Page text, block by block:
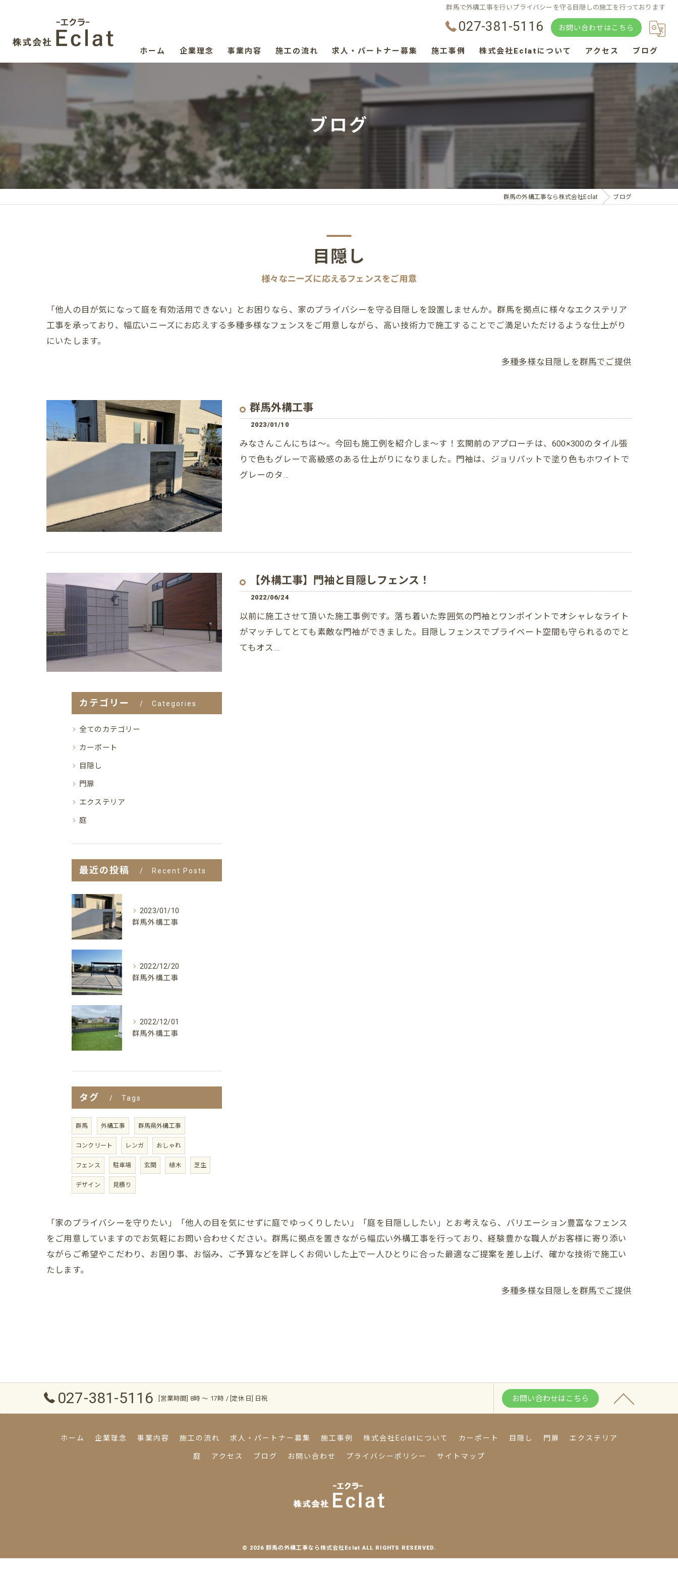
群馬で外構工事を行いプライバシーを守る目隠しの施工を行っております
027-381-5116 お問い合わせはこちら
ホーム 企業理念 事業内容 施工の流れ 求人・パートナー募集 施工事例 株式会社Eclatについて
庭
アクセス ブログ
ブログ
群馬の外構工事なら株式会社Eclat ブログ
目隠し
様々なニーズに応えるフェンスをご用意
「他人の目が気になって庭を有効活用できない」とお困りなら、家のプライバシーを守る目隠しを設置しませんか。群馬を拠点に様々なエクステリア
工事を承っており、幅広いニーズにお応えする多種多様なフェンスをご用意しながら、高い技術力で施工することでご満足いただけるような仕上がり
にいたします。
多種多様な目隠しを群馬でご提供
群馬外構工事
2023/01/10
みなさんこんにちは～。今回も施工例を紹介しま～す！玄関前のアプローチは、600×300のタイル張
りで色もグレーで高級感のある仕上がりになりました。門袖は、ジョリパットで塗り色もホワイトで
グレーのタ…
【外構工事】門袖と目隠しフェンス！
2022/06/24
以前に施工させて頂いた施工事例です。落ち着いた雰囲気の門袖とワンポイントでオシャレなライト
がマッチしてとても素敵な門袖ができました。目隠しフェンスでプライベート空間も守られるのでと
てもオス…
カテゴリー Categories
全てのカテゴリー
カーポート
目隠し
門扉
エクステリア
庭
最近の投稿 Recent Posts
2023/01/10
群馬外構工事
2022/12/20
群馬外構工事
2022/12/01
群馬外構工事
タグ Tags
群馬 外構工事 群馬県外構工事
コンクリート レンガ おしゃれ
フェンス 駐車場 玄関 植木 芝生
デザイン 見積り
「家のプライバシーを守りたい」「他人の目を気にせずに庭でゆっくりしたい」「庭を目隠ししたい」とお考えなら、バリエーション豊富なフェンス
をご用意していますのでお気軽にお問い合わせください。群馬に拠点を置きながら幅広い外構工事を行っており、経験豊かな職人がお客様に寄り添い
ながらご希望やこだわり、お困り事、お悩み、ご予算などを詳しくお伺いした上で一人ひとりに合った最適なご提案を差し上げ、確かな技術で施工い
たします。
多種多様な目隠しを群馬でご提供
027-381-5116 [営業時間] 8時 〜 17時 / [定休日] 日祝 お問い合わせはこちら
ホーム 企業理念 事業内容 施工の流れ 求人・パートナー募集 施工事例 株式会社Eclatについて カーポート 目隠し 門扉 エクステリア
庭 アクセス ブログ お問い合わせ プライバシーポリシー サイトマップ
© 2026 群馬の外構工事なら株式会社Eclat ALL RIGHTS RESERVED.